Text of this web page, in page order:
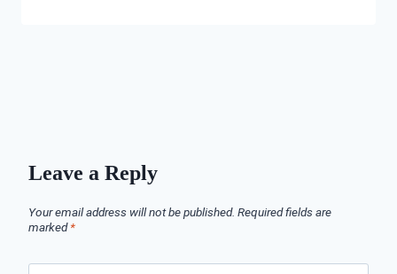
Leave a Reply
Your email address will not be published. Required fields are
marked*